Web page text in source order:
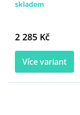
skladem
2 285 Kč
Více variant